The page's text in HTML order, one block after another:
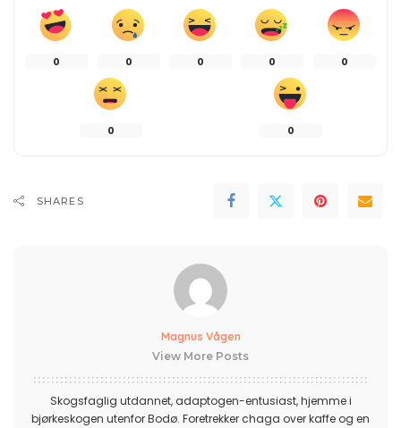
0 0 0 0 0
0 0
SHARES
Magnus Vågen
View More Posts
Skogsfaglig utdannet, adaptogen-entusiast, hjemme i
bjørkeskogen utenfor Bodø. Foretrekker chaga over kaffe og en